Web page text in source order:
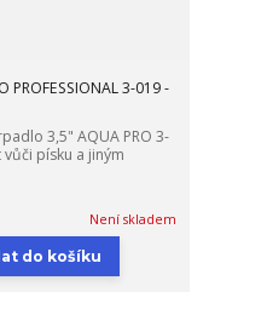
3-019 -
3,5" AQUA PRO 3-
písku a jiným
Není skladem
do košíku